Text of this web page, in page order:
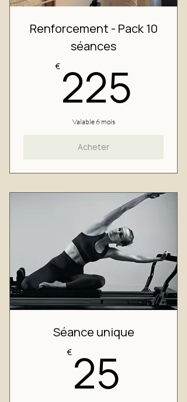
Renforcement - Pack 10
séances
€ 225
Valable 6 mois
Acheter
Séance unique
€ 25